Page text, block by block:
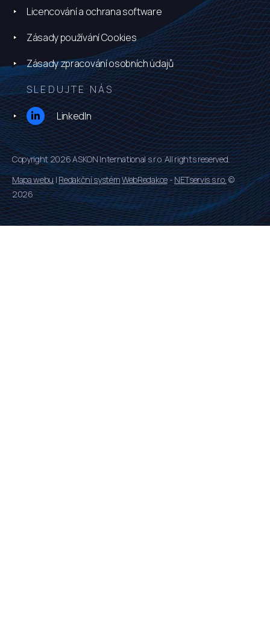
Licencování a ochrana software
Zásady používání Cookies
Zásady zpracování osobních údajů
SLEDUJTE NÁS
LinkedIn
Copyright 2026 ASKON International s.r.o. All rights reserved.
Mapa webu | Redakční systémWebRedakce- NETservis s.r.o.©
2026